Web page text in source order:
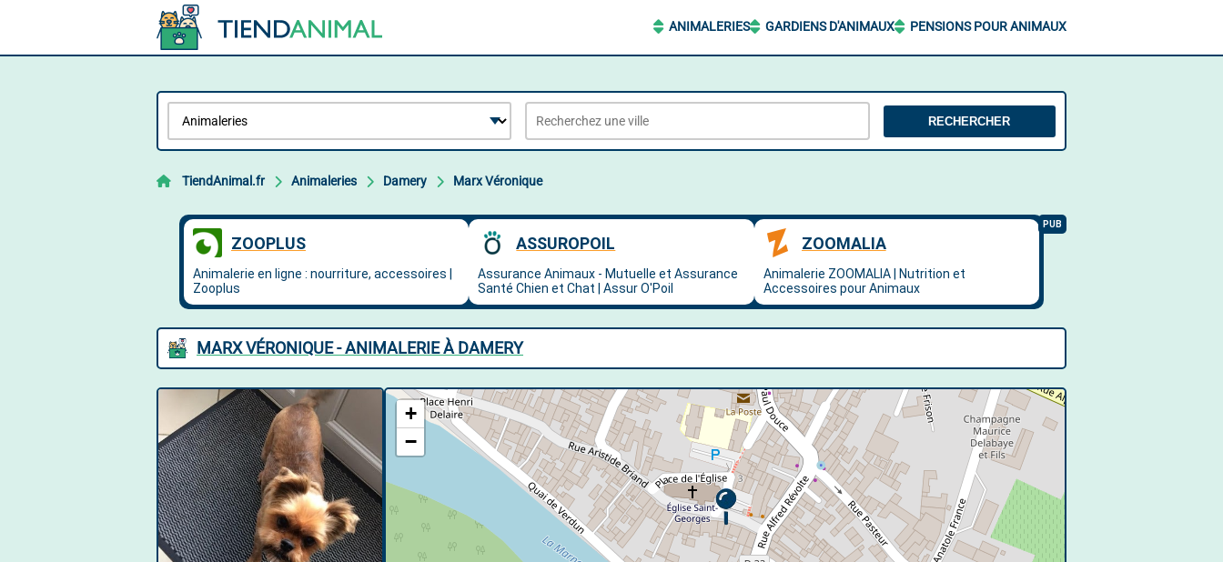
ANIMALERIES GARDIENS D'ANIMAUX PENSIONS POUR ANIMAUX
RECHERCHER
TiendAnimal.fr Animaleries Damery Marx Véronique
MARX VÉRONIQUE - ANIMALERIE À DAMERY
+
−